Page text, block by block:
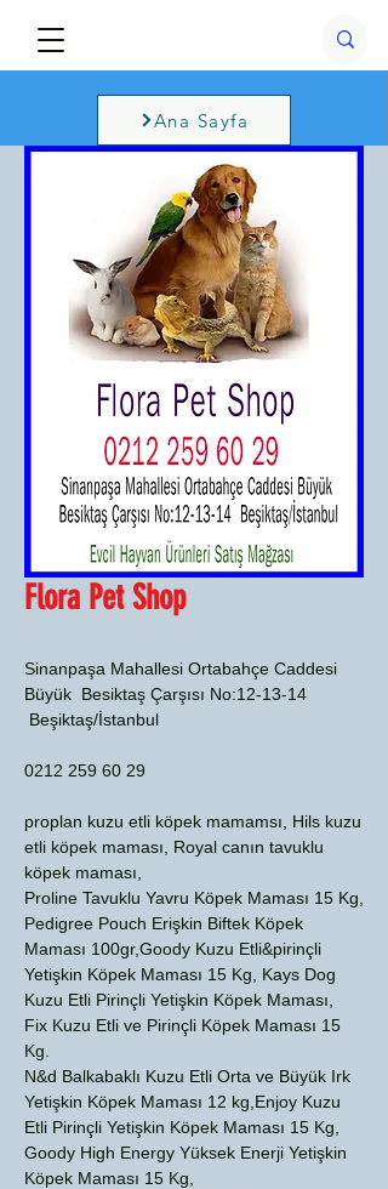
Ana Sayfa
Flora Pet Shop
Sinanpaşa Mahallesi Ortabahçe Caddesi
Büyük Besiktaş Çarşısı No:12-13-14
Beşiktaş/İstanbul
0212 259 60 29
proplan kuzu etli köpek mamamsı, Hils kuzu
etli köpek maması, Royal canın tavuklu
köpek maması,
Proline Tavuklu Yavru Köpek Maması 15 Kg,
Pedigree Pouch Erişkin Biftek Köpek
Maması 100gr,Goody Kuzu Etli&pirinçli
Yetişkin Köpek Maması 15 Kg, Kays Dog
Kuzu Etli Pirinçli Yetişkin Köpek Maması,
Fix Kuzu Etli ve Pirinçli Köpek Maması 15
Kg.
N&d Balkabaklı Kuzu Etli Orta ve Büyük Irk
Yetişkin Köpek Maması 12 kg,Enjoy Kuzu
Etli Pirinçli Yetişkin Köpek Maması 15 Kg,
Goody High Energy Yüksek Enerji Yetişkin
Köpek Maması 15 Kg,